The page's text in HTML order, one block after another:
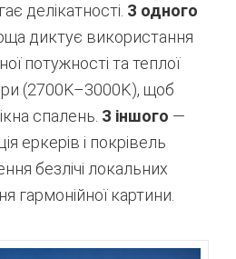
делікатності. З одного
диктує використання
потужності та теплої
(2700K–3000K), щоб
спалень. З іншого —
еркерів і покрівель
безлічі локальних
гармонійної картини.